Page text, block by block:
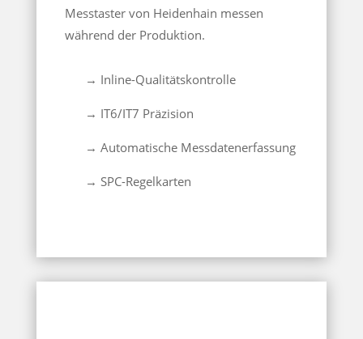
Messtaster von Heidenhain messen
während der Produktion.
→ Inline-Qualitätskontrolle
→ IT6/IT7 Präzision
→ Automatische Messdatenerfassung
→ SPC-Regelkarten